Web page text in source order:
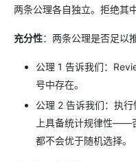
两条公理各自独立。拒绝其
充分性：两条公理是否足以
公理 1 告诉我们：
号中存在。
公理 2 告诉我们：执
上具备统计规律性——
都不会优于随机选择。